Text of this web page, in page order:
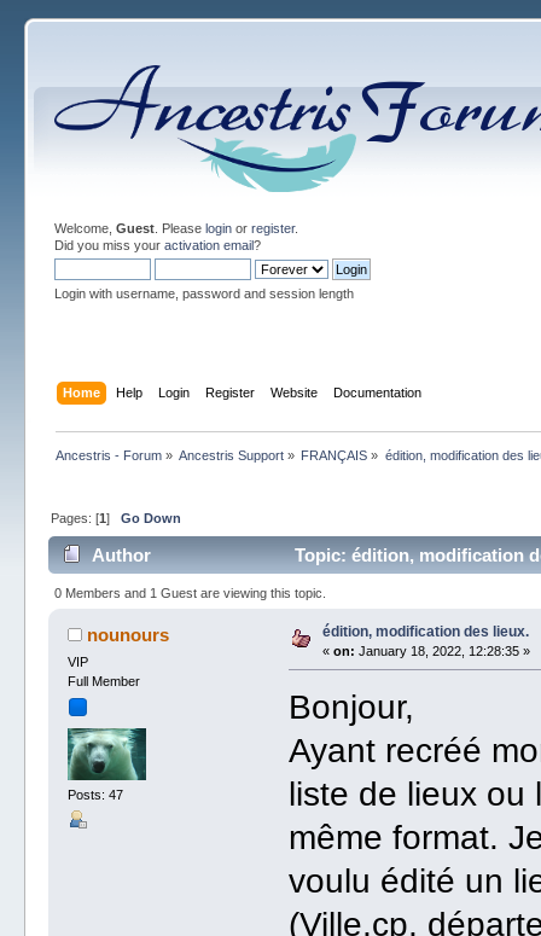
Welcome, Guest. Please loginor register.
Did you miss your activation email?
Login with username, password and session length
Home Help Login Register Website Documentation
Ancestris - Forum» Ancestris Support » FRANÇAIS » édition, modification des
Pages: [1] Go Down
Author Topic: édition, modification
0 Members and 1 Guest are viewing this topic.
nounours
VIP
Full Member
Posts: 47
édition, modification des lieux.
« on: January 18, 2022, 12:28:35 »
Bonjour,
Ayant recréé
liste de lieux ou
même format.
voulu édité un
(Ville,cp,